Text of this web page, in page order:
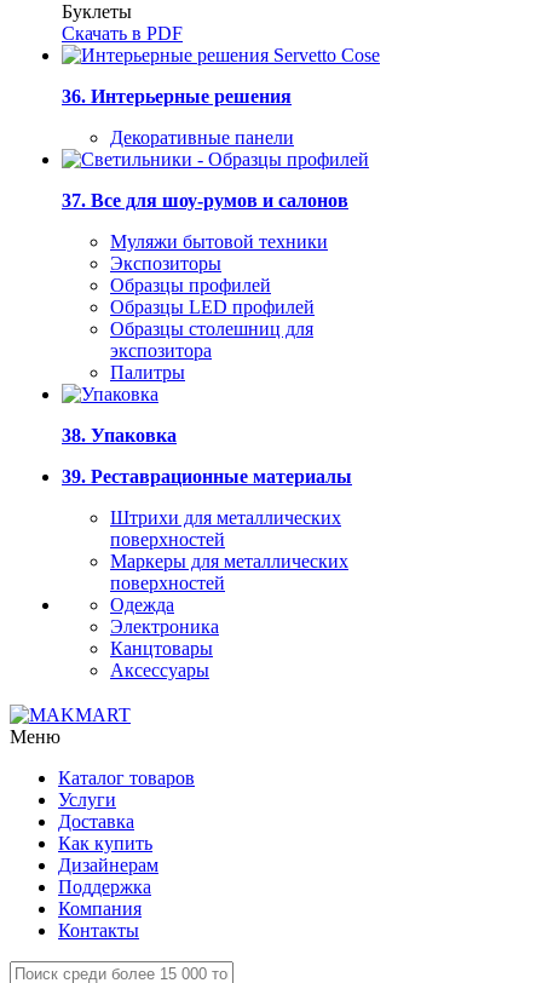
Буклеты
Скачать в PDF
36. Интерьерные решения
Декоративные панели
37. Все для шоу-румов и салонов
Муляжи бытовой техники
Экспозиторы
Образцы профилей
Образцы LED профилей
Образцы столешниц для
экспозитора
Палитры
38. Упаковка
39. Реставрационные материалы
Штрихи для металлических
поверхностей
Маркеры для металлических
поверхностей
Одежда
Электроника
Канцтовары
Аксессуары
Меню
Каталог товаров
Услуги
Доставка
Как купить
Дизайнерам
Поддержка
Компания
Контакты